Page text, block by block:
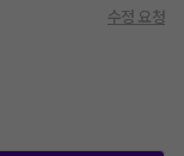
수정 요청